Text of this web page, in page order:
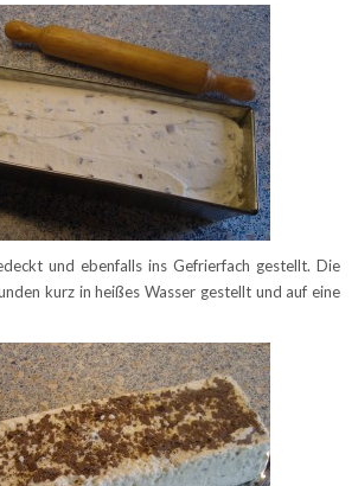
und ebenfalls ins Gefrierfach gestellt. Die
kurz in heißes Wasser gestellt und auf eine